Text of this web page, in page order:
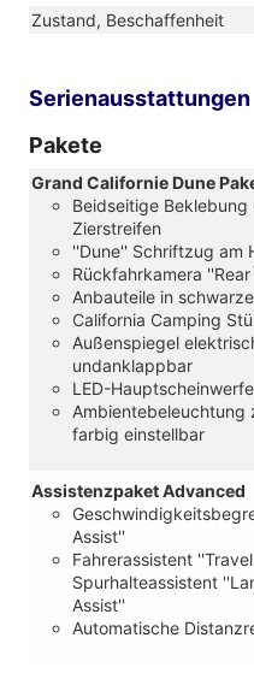
Zustand, Beschaffenheit
Serienausstattungen
Pakete
Grand Californie Dune
Beidseitige
Zierstreifen
''Dune'' Schriftzug am
Rückfahrkamera ''Rear
Anbauteile in
California Camping
Außenspiegel
undanklappbar
LED-
Ambientebeleuchtung
farbig einstellbar
Assistenzpaket Advanced
Assist''
Fahrerassistent
Spurhalteassistent
Assist''
Automatische